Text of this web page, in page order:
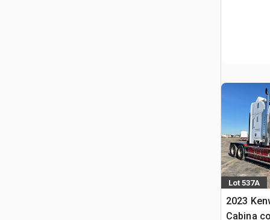
Lot 537A
2023
Cabina